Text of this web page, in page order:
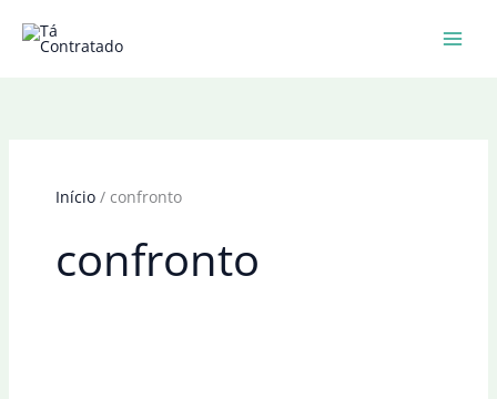
para
Início confronto
confronto